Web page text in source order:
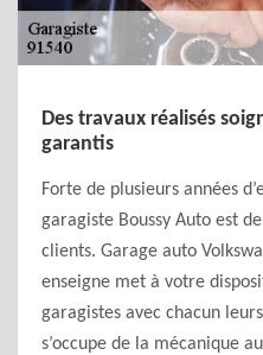
Des travaux réalisés
garantis
Forte de plusieurs années
garagiste Boussy Auto est
clients. Garage auto
enseigne met à votre
garagistes avec chacun
s’occupe de la mécanique